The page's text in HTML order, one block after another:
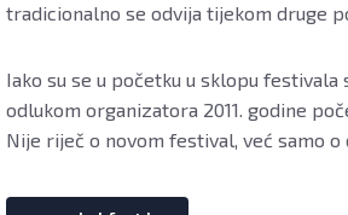
tradicionalno se odvija tijekom druge
Iako su se u početku u sklopu
odlukom organizatora 2011. godine
Nije riječ o novom festival, već samo